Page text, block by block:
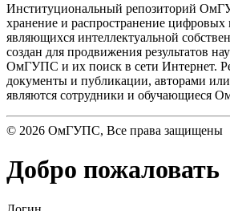
Институциональный репозиторий
хранение и распространение цифровых
являющихся интеллектуальной
создан для продвижения результатов
ОмГУПС и их поиск в сети Интернет.
документы и публикации, авторами
являются сотрудники и обучающиеся
© 2026 ОмГУПС, Все права защищены
Добро пожаловать